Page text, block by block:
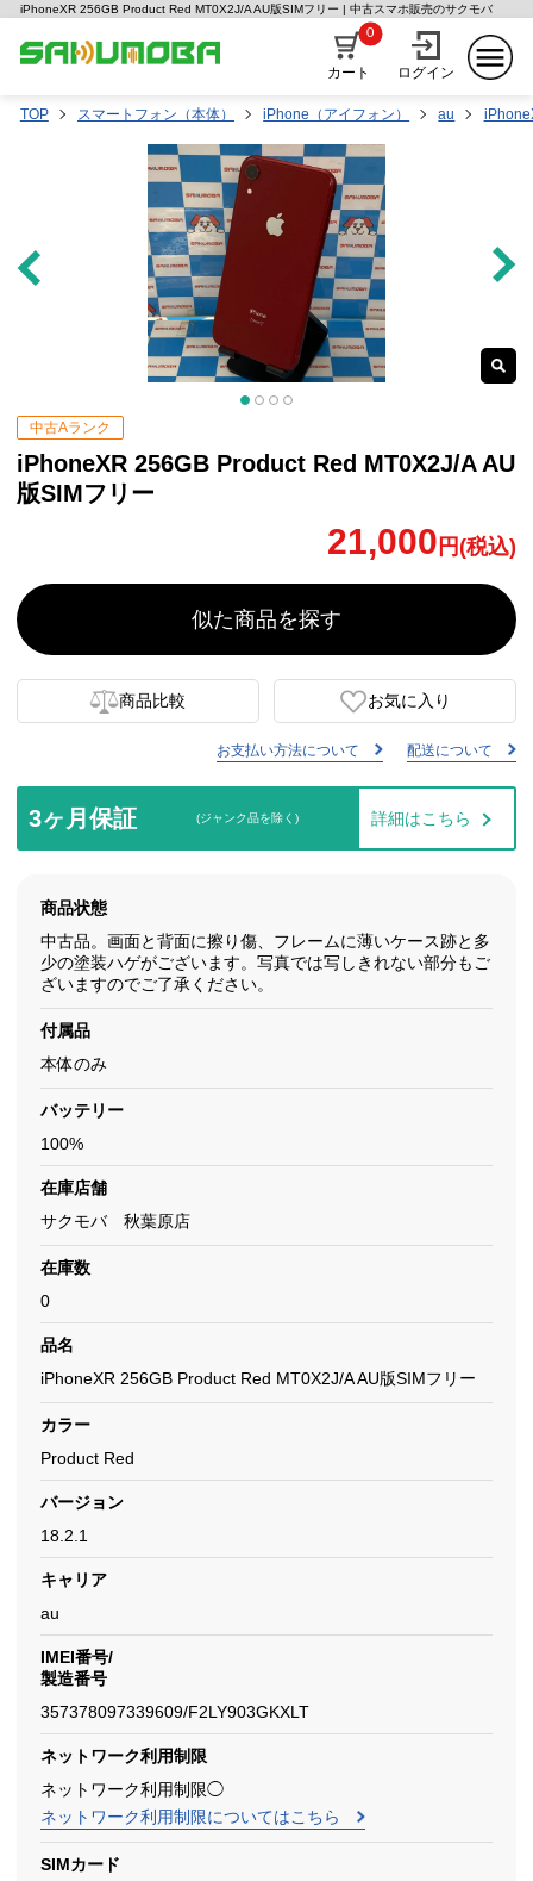
iPhoneXR 256GB Product Red MT0X2J/A AU版SIMフリー | 中古スマホ販売のサクモバ
カート
0
ログイン
TOP スマートフォン（本体） iPhone（アイフォン） au
中古Aランク
iPhoneXR 256GB Product Red MT0X2J/A AU
版SIMフリー
21,000 円(税込)
似た商品を探す
商品比較 お気に入り
お支払い方法について 配送について
3ヶ月保証 (ジャンク品を除く) 詳細はこちら
商品状態
中古品。画面と背面に擦り傷、フレームに薄いケース跡と多
少の塗装ハゲがございます。写真では写しきれない部分もご
ざいますのでご了承ください。
付属品
本体のみ
バッテリー
100%
在庫店舗
サクモバ 秋葉原店
在庫数
0
品名
iPhoneXR 256GB Product Red MT0X2J/A AU版SIMフリー
カラー
Product Red
バージョン
18.2.1
キャリア
au
IMEI番号/
製造番号
357378097339609/F2LY903GKXLT
ネットワーク利用制限
ネットワーク利用制限◯
ネットワーク利用制限についてはこちら
SIMカード